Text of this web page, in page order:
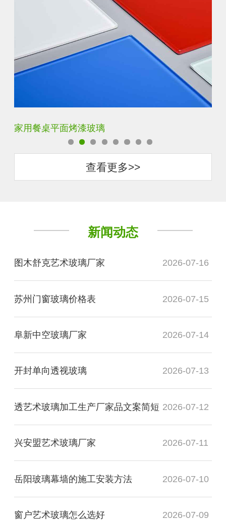
家用餐桌平面烤漆玻璃
查看更多>>
新闻动态
图木舒克艺术玻璃厂家 2026-07-16
苏州门窗玻璃价格表 2026-07-15
阜新中空玻璃厂家 2026-07-14
开封单向透视玻璃 2026-07-13
透艺术玻璃加工生产厂家品文案简短 2026-07-12
兴安盟艺术玻璃厂家 2026-07-11
岳阳玻璃幕墙的施工安装方法 2026-07-10
窗户艺术玻璃怎么选好 2026-07-09